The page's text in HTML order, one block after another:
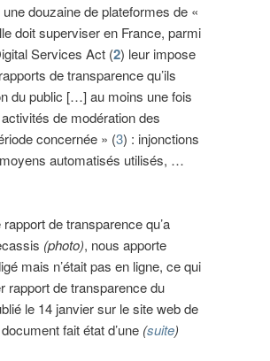
douzaine de plateformes de «
doit superviser en France, parmi
Services Act (2) leur impose
de transparence qu’ils
du public […] au moins une fois
de modération des
concernée » (3) : injonctions
automatisés utilisés, …
de transparence qu’a
(photo), nous apporte
mais n’était pas en ligne, ce qui
rapport de transparence du
le 14 janvier sur le site web de
fait état d’une (suite)